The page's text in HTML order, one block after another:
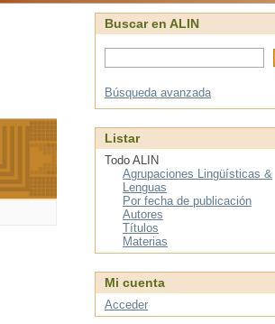
Buscar en ALIN
Búsqueda avanzada
Listar
Todo ALIN
Agrupaciones Lingüísticas &
Lenguas
Por fecha de publicación
Autores
Títulos
Materias
Mi cuenta
Acceder